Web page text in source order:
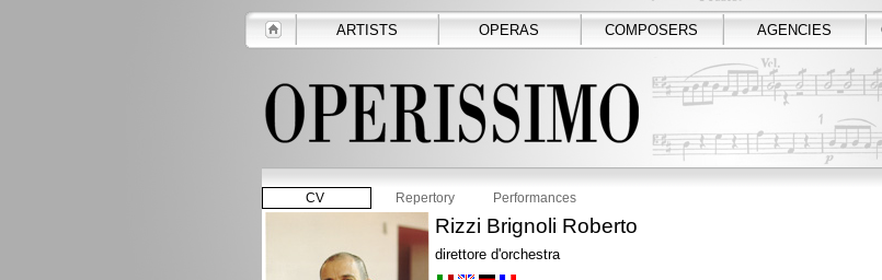
ARTISTS OPERAS COMPOSERS AGENCIES
CV Repertory Performances
Rizzi Brignoli Roberto
direttore d'orchestra